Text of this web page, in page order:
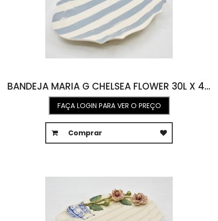
BANDEJA MARIA G CHELSEA FLOWER 30L X 41C X 7,5A
FAÇA LOGIN PARA VER O PREÇO
Comprar